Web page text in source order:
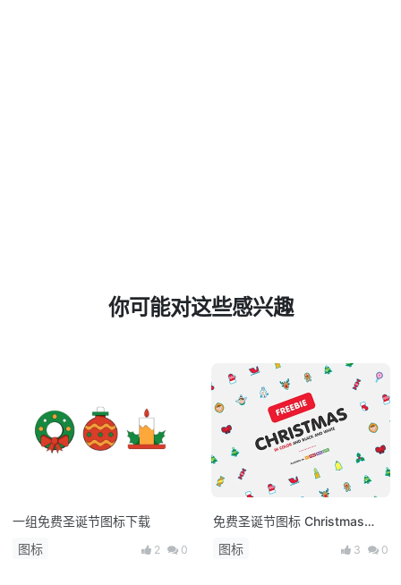
你可能对这些感兴趣
一组免费圣诞节图标下载
图标
2 0
免费圣诞节图标 Christmas
icons
图标 3 0